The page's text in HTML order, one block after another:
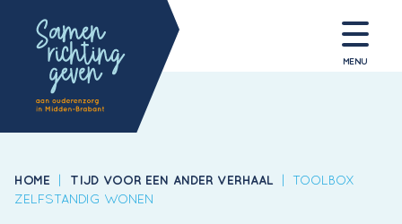
MENU
HOME | TIJD VOOR EEN ANDER VERHAAL |
TOOLBOX
ZELFSTANDIG WONEN